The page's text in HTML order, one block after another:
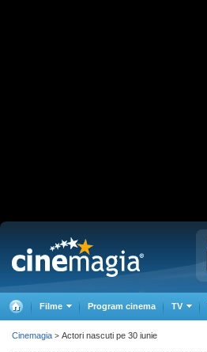
Filme Program cinema TV
Cinemagia > Actori nascuti pe 30 iunie